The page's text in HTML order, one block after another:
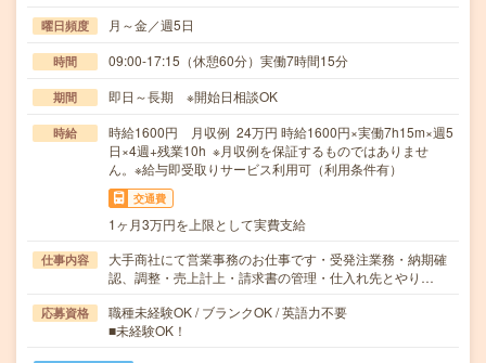
曜日頻度 月～金／週5日
時間 09:00-17:15（休憩60分）実働7時間15分
期間 即日～長期 ※開始日相談OK
時給
時給1600円 月収例 24万円 時給1600円×実働7h15m×週5
日×4週+残業10h ※月収例を保証するものではありませ
ん。※給与即受取りサービス利用可（利用条件有）
交通費
1ヶ月3万円を上限として実費支給
仕事内容
大手商社にて営業事務のお仕事です・受発注業務・納期確
認、調整・売上計上・請求書の管理・仕入れ先とやり…
応募資格
職種未経験OK / ブランクOK / 英語力不要
■未経験OK！